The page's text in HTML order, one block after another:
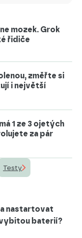
mozek. Grok
řidiče
změřte si
i největší
1 ze 3 ojetých
za pár
Testy
nastartovat
baterií?